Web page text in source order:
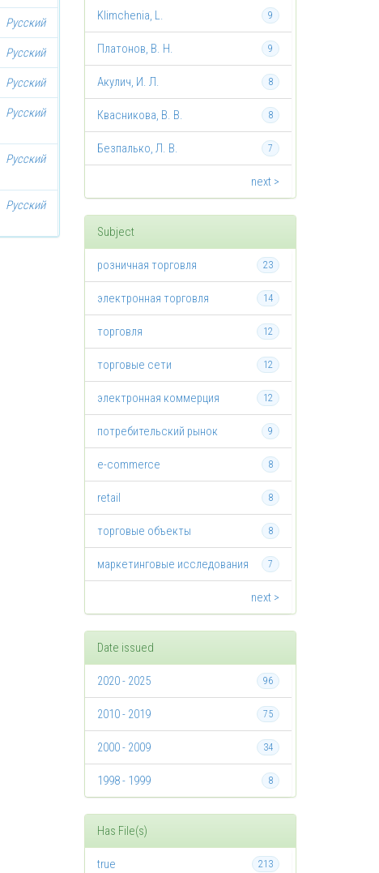
Русский
Русский
Русский
Русский
Русский
Русский
9
Klimchenia, L.
9
Платонов, В. Н.
8
Акулич, И. Л.
8
Квасникова, В. В.
7
Безпалько, Л. В.
next >
Subject
23
розничная торговля
14
электронная торговля
12
торговля
12
торговые сети
12
электронная коммерция
9
потребительский рынок
8
e-commerce
8
retail
8
торговые объекты
7
маркетинговые исследования
next >
Date issued
96
2020 - 2025
75
2010 - 2019
34
2000 - 2009
8
1998 - 1999
Has File(s)
213
true